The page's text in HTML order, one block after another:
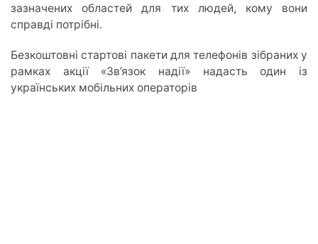
зазначених областей для тих людей, кому вони
справді потрібні.
Безкоштовні стартові пакети для телефонів зібраних у
рамках акції «Зв’язок надії» надасть один із
українських мобільних операторів